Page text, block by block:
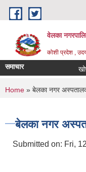
Skip to main content
वेलका
कोशी प्रदेश ,
समाचार
You are
Home » बेलका नगर
बेलका नगर
Submitted on: Fri,